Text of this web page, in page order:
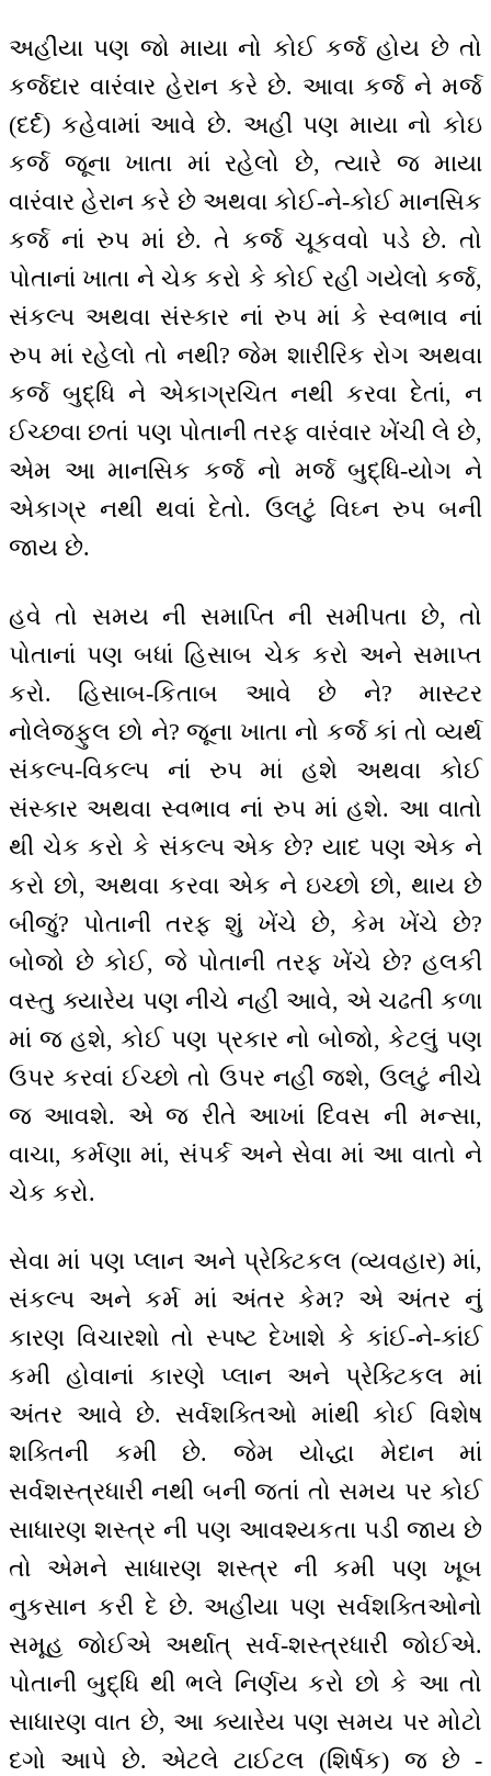
અહીંયા પણ જો માયા નો કોઈ કર્જ હોય છે તો
કર્જદાર વારંવાર હેરાન કરે છે. આવા કર્જ ને મર્જ
(દર્દ) કહેવામાં આવે છે. અહીં પણ માયા નો કોઇ
કર્જ જૂના ખાતા માં રહેલો છે, ત્યારે જ માયા
વારંવાર હેરાન કરે છે અથવા કોઈ-ને-કોઈ માનસિક
કર્જ નાં રુપ માં છે. તે કર્જ ચૂકવવો પડે છે. તો
પોતાનાં ખાતા ને ચેક કરો કે કોઈ રહી ગયેલો કર્જ,
સંકલ્પ અથવા સંસ્કાર નાં રુપ માં કે સ્વભાવ નાં
રુપ માં રહેલો તો નથી? જેમ શારીરિક રોગ અથવા
કર્જ બુદ્ધિ ને એકાગ્રચિત નથી કરવા દેતાં, ન
ઈચ્છવા છતાં પણ પોતાની તરફ વારંવાર ખેંચી લે છે,
એમ આ માનસિક કર્જ નો મર્જ બુદ્ધિ-યોગ ને
એકાગ્ર નથી થવાં દેતો. ઉલટું વિઘ્ન રુપ બની
જાય છે.
હવે તો સમય ની સમાપ્તિ ની સમીપતા છે, તો
પોતાનાં પણ બધાં હિસાબ ચેક કરો અને સમાપ્ત
કરો. હિસાબ-કિતાબ આવે છે ને? માસ્ટર
નોલેજફુલ છો ને? જૂના ખાતા નો કર્જ કાં તો વ્યર્થ
સંકલ્પ-વિકલ્પ નાં રુપ માં હશે અથવા કોઈ
સંસ્કાર અથવા સ્વભાવ નાં રુપ માં હશે. આ વાતો
થી ચેક કરો કે સંકલ્પ એક છે? યાદ પણ એક ને
કરો છો, અથવા કરવા એક ને ઇચ્છો છો, થાય છે
બીજું? પોતાની તરફ શું ખેંચે છે, કેમ ખેંચે છે?
બોજો છે કોઈ, જે પોતાની તરફ ખેંચે છે? હલકી
વસ્તુ ક્યારેય પણ નીચે નહીં આવે, એ ચઢતી કળા
માં જ હશે, કોઈ પણ પ્રકાર નો બોજો, કેટલું પણ
ઉપર કરવાં ઈચ્છો તો ઉપર નહીં જશે, ઉલટું નીચે
જ આવશે. એ જ રીતે આખાં દિવસ ની મન્સા,
વાચા, કર્મણા માં, સંપર્ક અને સેવા માં આ વાતો ને
ચેક કરો.
સેવા માં પણ પ્લાન અને પ્રેક્ટિકલ (વ્યવહાર) માં,
સંકલ્પ અને કર્મ માં અંતર કેમ? એ અંતર નું
કારણ વિચારશો તો સ્પષ્ટ દેખાશે કે કાંઈ-ને-કાંઈ
કમી હોવાનાં કારણે પ્લાન અને પ્રેક્ટિકલ માં
અંતર આવે છે. સર્વશક્તિઓ માંથી કોઈ વિશેષ
શક્તિની કમી છે. જેમ યોદ્ધા મેદાન માં
સર્વશસ્ત્રધારી નથી બની જતાં તો સમય પર કોઈ
સાધારણ શસ્ત્ર ની પણ આવશ્યકતા પડી જાય છે
તો એમને સાધારણ શસ્ત્ર ની કમી પણ ખૂબ
નુકસાન કરી દે છે. અહીંયા પણ સર્વશક્તિઓનો
સમૂહ જોઈએ અર્થાત્ સર્વ-શસ્ત્રધારી જોઈએ.
પોતાની બુદ્ધિ થી ભલે નિર્ણય કરો છો કે આ તો
સાધારણ વાત છે, આ ક્યારેય પણ સમય પર મોટો
દગો આપે છે. એટલે ટાઈટલ (શિર્ષક) જ છે -